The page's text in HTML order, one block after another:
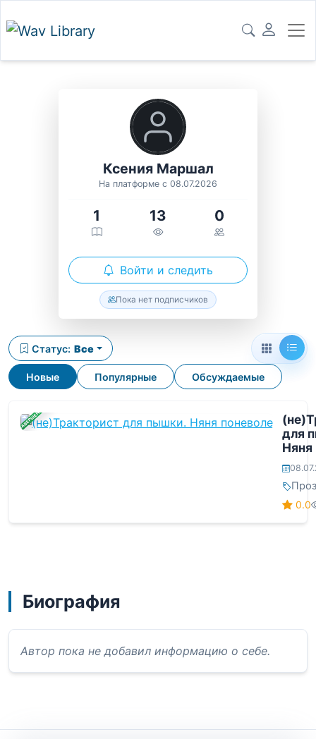
Ксения Маршал
На платформе с 08.07.2026
1 13 0
Войти и следить
Пока нет подписчиков
Новые Популярные Обсуждаемые
Статус: Все
ЗАВЕРШЕНА
для
Няня
0.0
Биография
Автор пока не добавил информацию о себе.